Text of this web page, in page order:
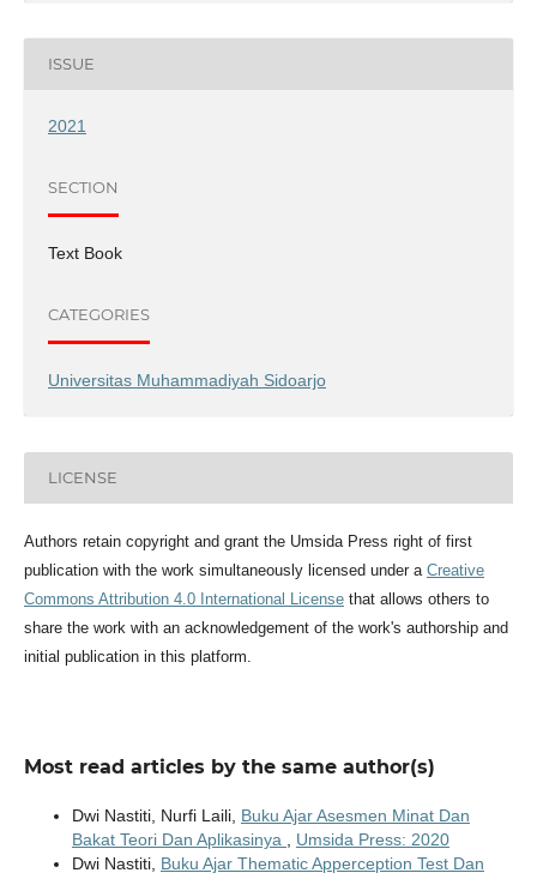
ISSUE
2021
SECTION
Text Book
CATEGORIES
Universitas Muhammadiyah Sidoarjo
LICENSE
Authors retain copyright and grant the Umsida Press right of first
publication with the work simultaneously licensed under a Creative
Commons Attribution 4.0 International Licensethat allows others to
share the work with an acknowledgement of the work's authorship and
initial publication in this platform.
Most read articles by the same author(s)
Dwi Nastiti, Nurfi Laili, Buku Ajar Asesmen Minat Dan
Bakat Teori Dan Aplikasinya
Umsida Press: 2020
Dwi Nastiti, Buku Ajar Thematic Apperception Test Dan